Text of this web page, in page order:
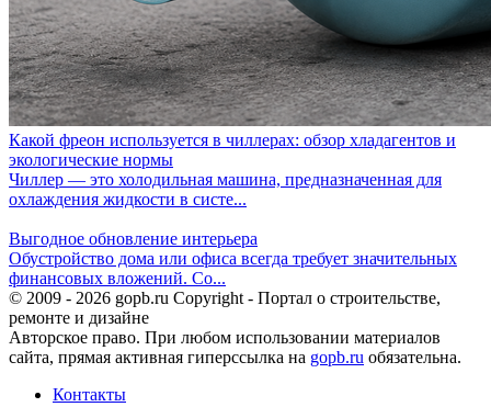
Какой фреон используется в чиллерах: обзор хладагентов и
экологические нормы
Чиллер — это холодильная машина, предназначенная для
охлаждения жидкости в систе...
Выгодное обновление интерьера
Обустройство дома или офиса всегда требует значительных
финансовых вложений. Со...
© 2009 - 2026 gopb.ru Copyright - Портал о строительстве,
ремонте и дизайне
Авторское право. При любом использовании материалов
сайта, прямая активная гиперссылка на gopb.ru обязательна.
Контакты